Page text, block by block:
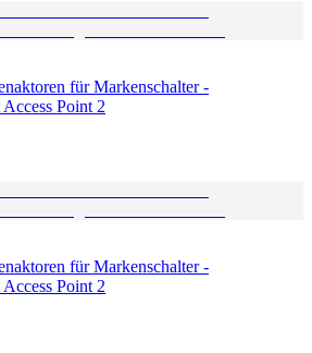
für Markenschalter -
Point 2
für Markenschalter -
Point 2